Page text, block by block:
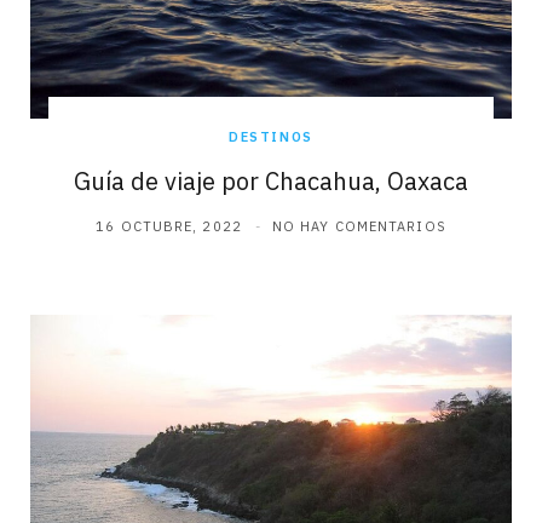
DESTINOS
Guía de viaje por Chacahua, Oaxaca
16 OCTUBRE, 2022 NO HAY COMENTARIOS